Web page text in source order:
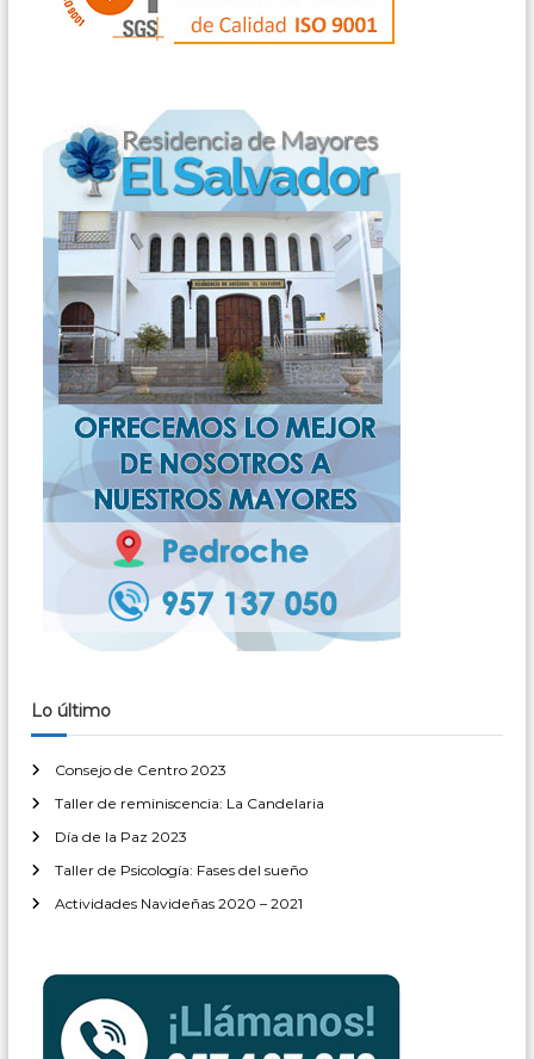
Lo último
Consejo de Centro 2023
Taller de reminiscencia: La Candelaria
Día de la Paz 2023
Taller de Psicología: Fases del sueño
Actividades Navideñas 2020 – 2021